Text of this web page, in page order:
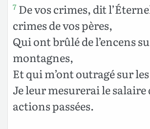
7 De vos crimes, dit
crimes de vos pères,
Qui ont brûlé de l’encens
montagnes,
Et qui m’ont outragé sur
Je leur mesurerai le salaire
actions passées.